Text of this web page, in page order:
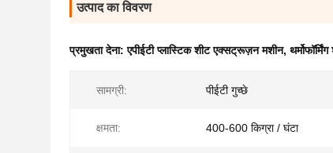
उत्पाद का विवरण
प्रमुखता देना:एपीईटी प्लास्टिक शीट एक्सट्रूज़न मशीन,
सामग्री: पीईटी गुच्छे
क्षमता: 400-600 किग्रा / घंटा